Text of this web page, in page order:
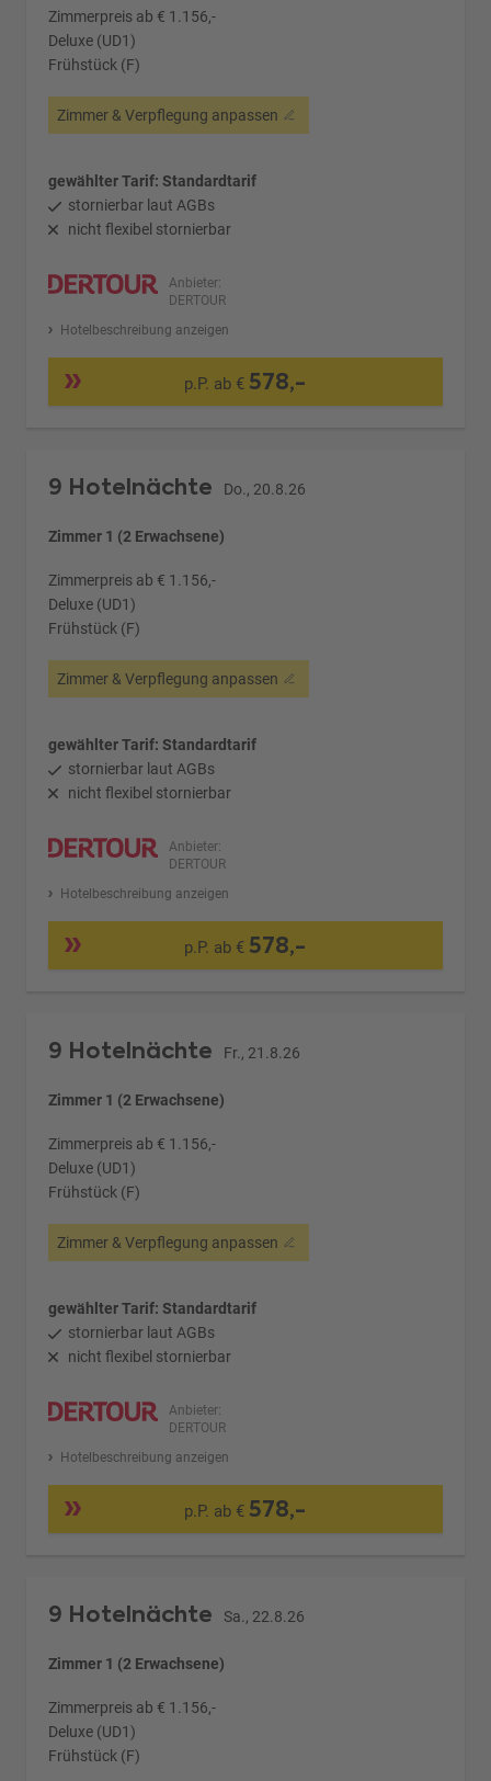
Zimmerpreis ab € 1.156,-
Deluxe (UD1)
Frühstück (F)
Zimmer & Verpflegung anpassen
gewählter Tarif: Standardtarif
stornierbar laut AGBs
nicht flexibel stornierbar
Anbieter:
DERTOUR
Hotelbeschreibung anzeigen
p.P. ab € 578,-
9 Hotelnächte Do., 20.8.26
Zimmer 1 (2 Erwachsene)
Zimmerpreis ab € 1.156,-
Deluxe (UD1)
Frühstück (F)
Zimmer & Verpflegung anpassen
gewählter Tarif: Standardtarif
stornierbar laut AGBs
nicht flexibel stornierbar
Anbieter:
DERTOUR
Hotelbeschreibung anzeigen
p.P. ab € 578,-
9 Hotelnächte Fr., 21.8.26
Zimmer 1 (2 Erwachsene)
Zimmerpreis ab € 1.156,-
Deluxe (UD1)
Frühstück (F)
Zimmer & Verpflegung anpassen
gewählter Tarif: Standardtarif
stornierbar laut AGBs
nicht flexibel stornierbar
Anbieter:
DERTOUR
Hotelbeschreibung anzeigen
p.P. ab € 578,-
9 Hotelnächte Sa., 22.8.26
Zimmer 1 (2 Erwachsene)
Zimmerpreis ab € 1.156,-
Deluxe (UD1)
Frühstück (F)